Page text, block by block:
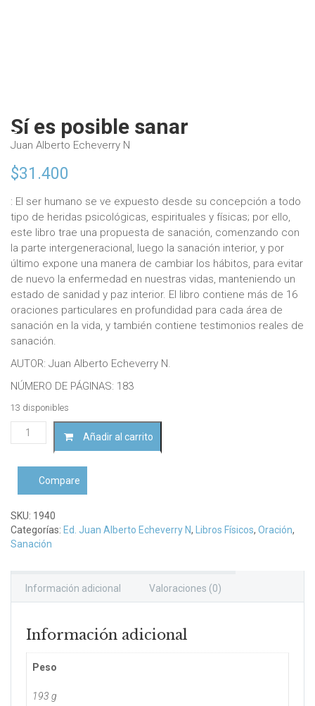
Sí es posible sanar
Juan Alberto Echeverry N
$31.400
: El ser humano se ve expuesto desde su concepción a todo
tipo de heridas psicológicas, espirituales y físicas; por ello,
este libro trae una propuesta de sanación, comenzando con
la parte intergeneracional, luego la sanación interior, y por
último expone una manera de cambiar los hábitos, para evitar
de nuevo la enfermedad en nuestras vidas, manteniendo un
estado de sanidad y paz interior. El libro contiene más de 16
oraciones particulares en profundidad para cada área de
sanación en la vida, y también contiene testimonios reales de
sanación.
AUTOR: Juan Alberto Echeverry N.
NÚMERO DE PÁGINAS: 183
13 disponibles
es
sanarJuan
Alberto
Echeverry
N
cantidad
Añadir al carrito
Compare
SKU: 1940
Categorías: Ed. Juan Alberto Echeverry N, Libros Físicos, Oración,
Sanación
Información adicional Valoraciones (0)
Información adicional
Peso
193 g